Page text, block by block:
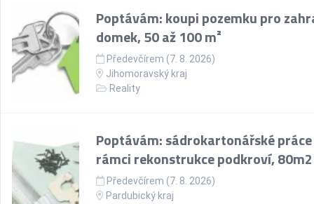
Poptávám: koupi pozemku pro
domek, 50 až 100 m²
Předevčírem (7. 8. 2026)
Jihomoravský kraj
Reality
Poptávám: sádrokartonářské
rámci rekonstrukce podkroví, 80m2
Předevčírem (7. 8. 2026)
Pardubický kraj